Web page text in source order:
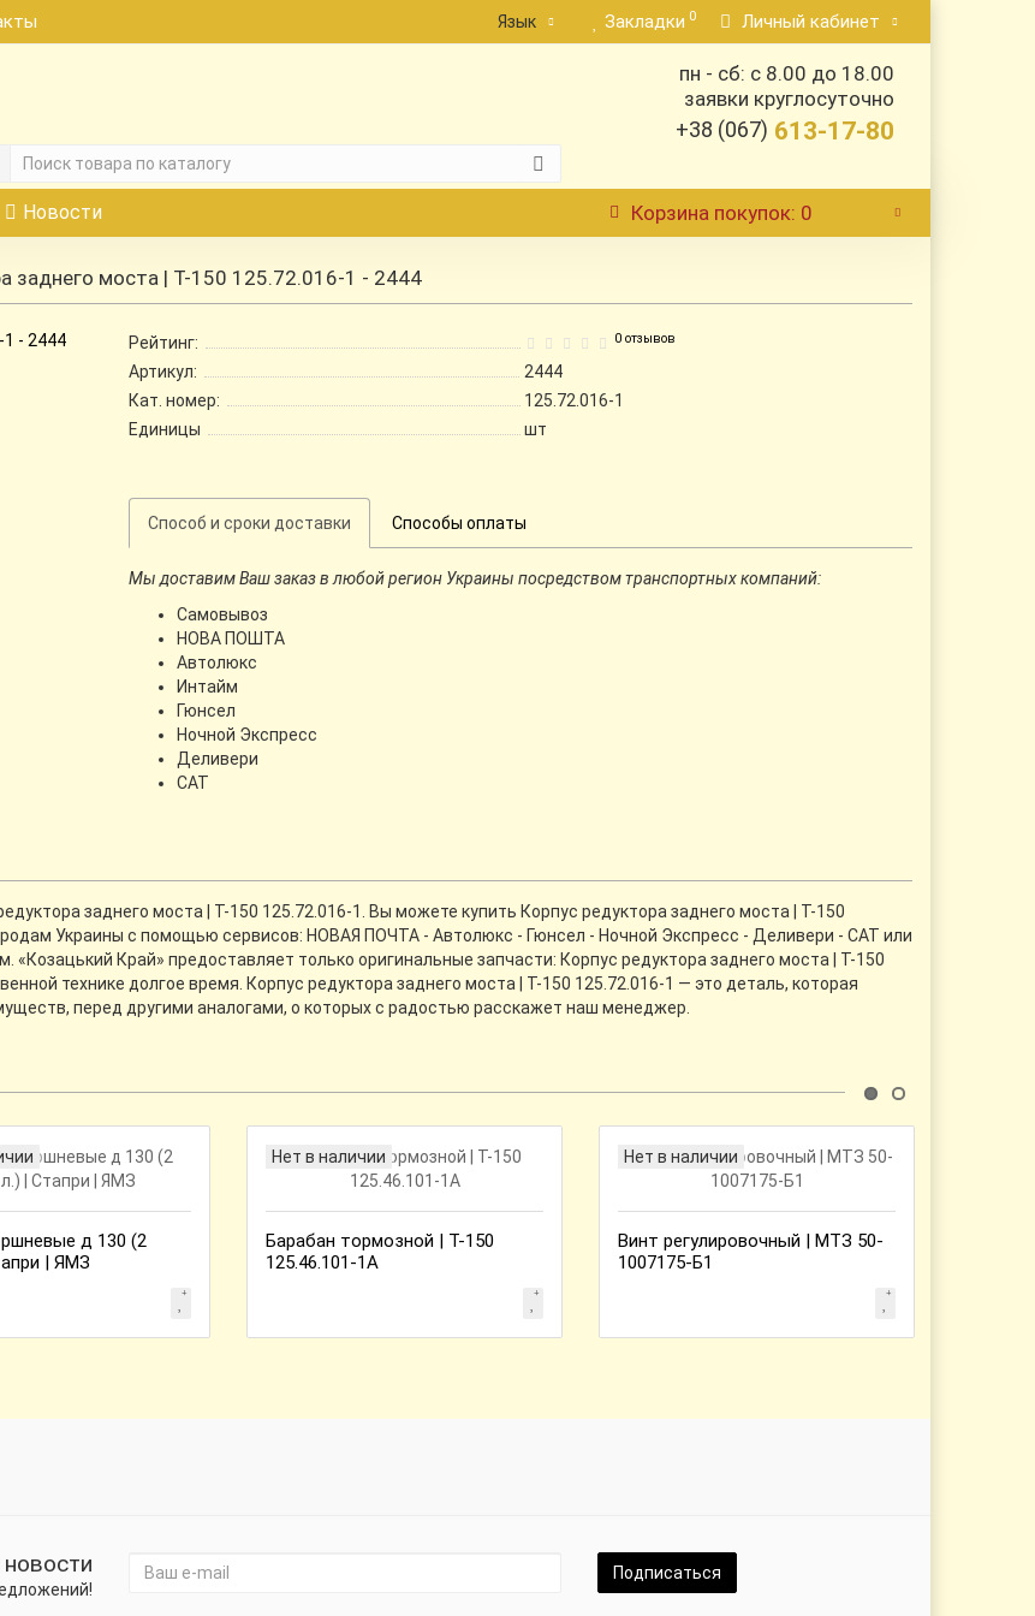
Язык Закладки 0 Личный кабинет
пн - сб: с 8.00 до 18.00
заявки круглосуточно
+38 (067) 613-17-80
Новости Корзинапокупок: 0
заднего моста | Т-150 125.72.016-1 - 2444
Рейтинг: 0 отзывов
Артикул:
2444
Кат. номер:
125.72.016-1
Единицы
шт
Способ и сроки доставки Способы оплаты
Мы доставим Ваш заказ в любой регион Украины посредством транспортных компаний:
Самовывоз
НОВА ПОШТА
Автолюкс
Интайм
Гюнсел
Ночной Экспресс
Деливери
CАТ
заднего моста | Т-150 125.72.016-1. Вы можете купить Корпус редуктора заднего моста | Т-150
Украины с помощью сервисов: НОВАЯ ПОЧТА - Автолюкс - Гюнсел - Ночной Экспресс - Деливери - CАТ или
Край» предоставляет только оригинальные запчасти: Корпус редуктора заднего моста | Т-150
технике долгое время. Корпус редуктора заднего моста | Т-150 125.72.016-1 — это деталь, которая
перед другими аналогами, о которых с радостью расскажет наш менеджер.
д 130 (2
| ЯМЗ
Нет в наличии
Барабан тормозной | Т-150
125.46.101-1А
Нет в наличии
Винт регулировочный | МТЗ 50-
1007175-Б1
Подписаться